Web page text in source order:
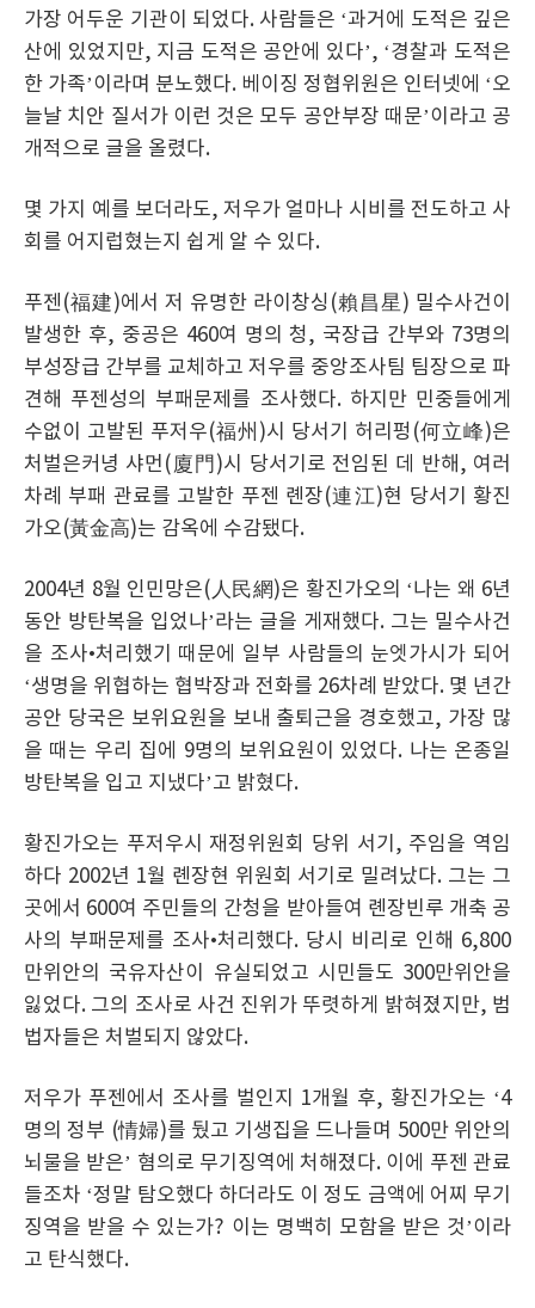
가장 어두운 기관이 되었다. 사람들은 ‘과거에 도적은 깊은
산에 있었지만, 지금 도적은 공안에 있다’, ‘경찰과 도적은
한 가족’이라며 분노했다. 베이징 정협위원은 인터넷에 ‘오
늘날 치안 질서가 이런 것은 모두 공안부장 때문’이라고 공
개적으로 글을 올렸다.
몇 가지 예를 보더라도, 저우가 얼마나 시비를 전도하고 사
회를 어지럽혔는지 쉽게 알 수 있다.
푸젠(福建)에서 저 유명한 라이창싱(賴昌星) 밀수사건이
발생한 후, 중공은 460여 명의 청, 국장급 간부와 73명의
부성장급 간부를 교체하고 저우를 중앙조사팀 팀장으로 파
견해 푸젠성의 부패문제를 조사했다. 하지만 민중들에게
수없이 고발된 푸저우(福州)시 당서기 허리펑(何立峰)은
처벌은커녕 샤먼(廈門)시 당서기로 전임된 데 반해, 여러
차례 부패 관료를 고발한 푸젠 롄장(連江)현 당서기 황진
가오(黃金高)는 감옥에 수감됐다.
2004년 8월 인민망은(人民網)은 황진가오의 ‘나는 왜 6년
동안 방탄복을 입었나’라는 글을 게재했다. 그는 밀수사건
을 조사•처리했기 때문에 일부 사람들의 눈엣가시가 되어
‘생명을 위협하는 협박장과 전화를 26차례 받았다. 몇 년간
공안 당국은 보위요원을 보내 출퇴근을 경호했고, 가장 많
을 때는 우리 집에 9명의 보위요원이 있었다. 나는 온종일
방탄복을 입고 지냈다’고 밝혔다.
황진가오는 푸저우시 재정위원회 당위 서기, 주임을 역임
하다 2002년 1월 롄장현 위원회 서기로 밀려났다. 그는 그
곳에서 600여 주민들의 간청을 받아들여 롄장빈루 개축 공
사의 부패문제를 조사•처리했다. 당시 비리로 인해 6,800
만위안의 국유자산이 유실되었고 시민들도 300만위안을
잃었다. 그의 조사로 사건 진위가 뚜렷하게 밝혀졌지만, 범
법자들은 처벌되지 않았다.
저우가 푸젠에서 조사를 벌인지 1개월 후, 황진가오는 ‘4
명의 정부 (情婦)를 뒀고 기생집을 드나들며 500만 위안의
뇌물을 받은’ 혐의로 무기징역에 처해졌다. 이에 푸젠 관료
들조차 ‘정말 탐오했다 하더라도 이 정도 금액에 어찌 무기
징역을 받을 수 있는가? 이는 명백히 모함을 받은 것’이라
고 탄식했다.